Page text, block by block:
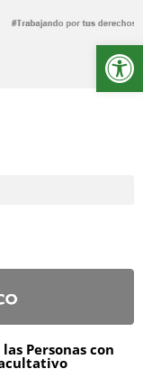
Personas con